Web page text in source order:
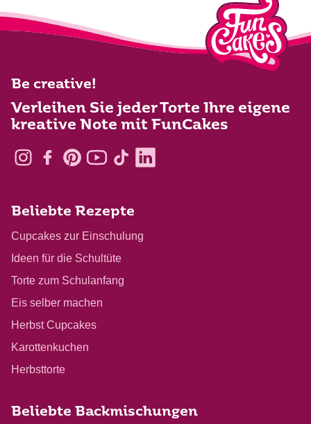
Be creative!
Verleihen Sie jeder Torte Ihre eigene
kreative Note mit FunCakes
Beliebte Rezepte
Cupcakes zur Einschulung
Ideen für die Schultüte
Torte zum Schulanfang
Eis selber machen
Herbst Cupcakes
Karottenkuchen
Herbsttorte
Beliebte Backmischungen